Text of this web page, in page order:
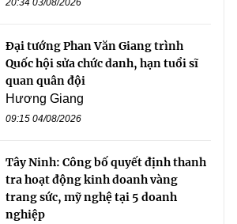
Đại tướng Phan Văn Giang trình
Quốc hội sửa chức danh, hạn tuổi sĩ
quan quân đội
Hương Giang
09:15 04/08/2026
Tây Ninh: Công bố quyết định thanh
tra hoạt động kinh doanh vàng
trang sức, mỹ nghệ tại 5 doanh
nghiệp